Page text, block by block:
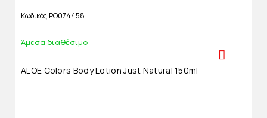
Κωδικός PO074458
Άμεσα διαθέσιμο
ALOE Colors Body Lotion Just Natural 150ml